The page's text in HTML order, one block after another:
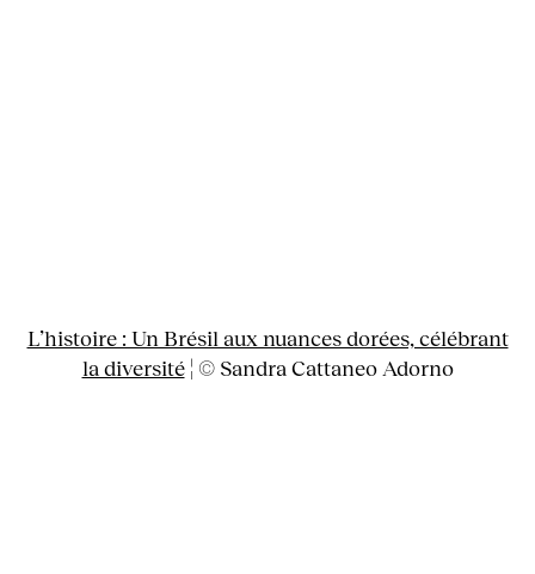
L’histoire : Un Brésil aux nuances dorées, célébrant
la diversité¦ © Sandra Cattaneo Adorno